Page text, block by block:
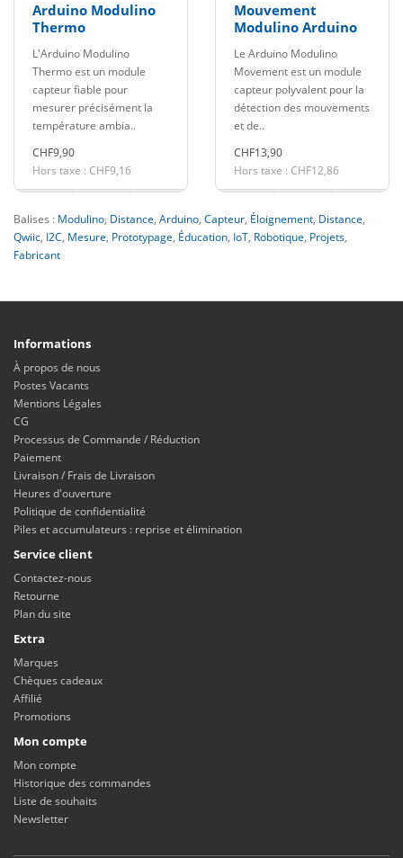
Arduino Modulino
Thermo
L'Arduino Modulino
Thermo est un module
capteur fiable pour
mesurer précisément la
température ambia..
CHF9,90
Hors taxe : CHF9,16
Mouvement
Modulino Arduino
Le Arduino Modulino
Movement est un module
capteur polyvalent pour la
détection des mouvements
et de..
CHF13,90
Hors taxe : CHF12,86
Balises : Modulino, Distance, Arduino, Capteur, Éloignement, Distance,
Qwiic, I2C, Mesure, Prototypage, Éducation, IoT, Robotique, Projets,
Fabricant
Informations
À propos de nous
Postes Vacants
Mentions Légales
CG
Processus de Commande / Réduction
Paiement
Livraison / Frais de Livraison
Heures d'ouverture
Politique de confidentialité
Piles et accumulateurs : reprise et élimination
Service client
Contactez-nous
Retourne
Plan du site
Extra
Marques
Chèques cadeaux
Affilié
Promotions
Mon compte
Mon compte
Historique des commandes
Liste de souhaits
Newsletter